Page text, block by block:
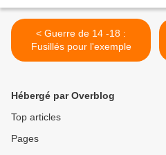
< Guerre de 14 -18 :
Fusillés pour l'exemple
Hébergé par Overblog
Top articles
Pages